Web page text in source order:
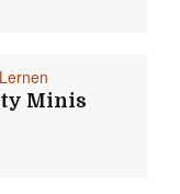
Minis